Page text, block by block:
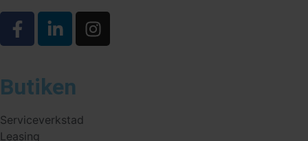
Butiken
Serviceverkstad
Leasing